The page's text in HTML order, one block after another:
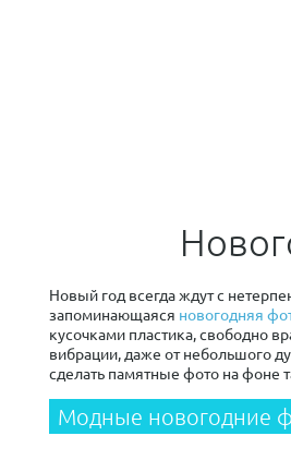
Новый год всегда ждут с
запоминающаяся новогодняя
кусочками пластика, свободно
вибрации, даже от небольшого
сделать памятные фото на фоне
Модные новогодние